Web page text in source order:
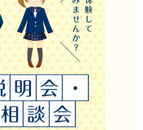
LINEはこちらから↓